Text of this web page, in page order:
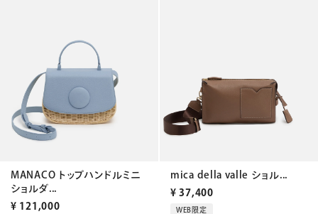
MANACO トップハンドルミニ
ショルダ...
¥ 121,000
mica della valle ショル...
¥ 37,400
WEB限定